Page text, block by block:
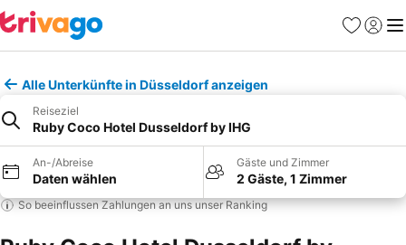
Favoriten
Alle Unterkünfte in Düsseldorf anzeigen
Reiseziel
Ruby Coco Hotel Dusseldorf by IHG
An-/Abreise
Daten wählen
Gäste und Zimmer
2 Gäste, 1 Zimmer
So beeinflussen Zahlungen an uns unser Ranking